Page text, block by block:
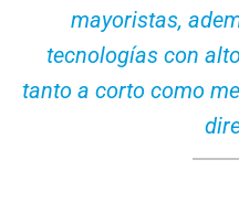
mayoristas,
tecnologías con
tanto a corto como